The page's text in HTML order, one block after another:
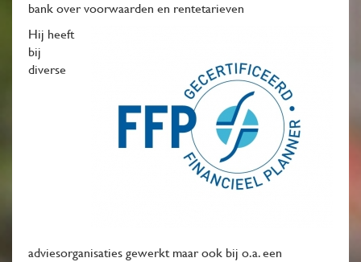
bank over voorwaarden en rentetarieven
Hij heeft
bij
diverse
adviesorganisaties gewerkt maar ook bij o.a. een